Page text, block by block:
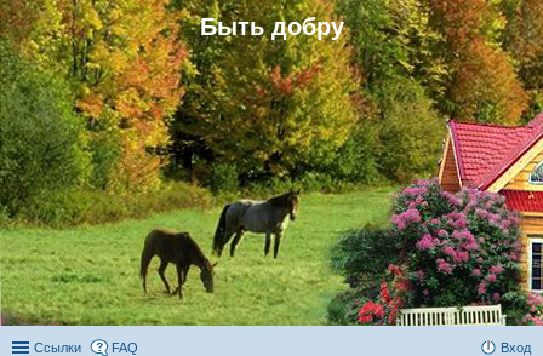
Быть добру
Ссылки FAQ Вход